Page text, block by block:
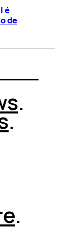
é
de
.
.
.